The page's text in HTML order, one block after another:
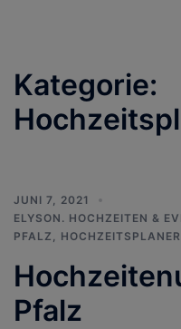
Kategorie:
JUNI 7, 2021
ELYSON. HOCHZEITEN &
PFALZ
Pfalz